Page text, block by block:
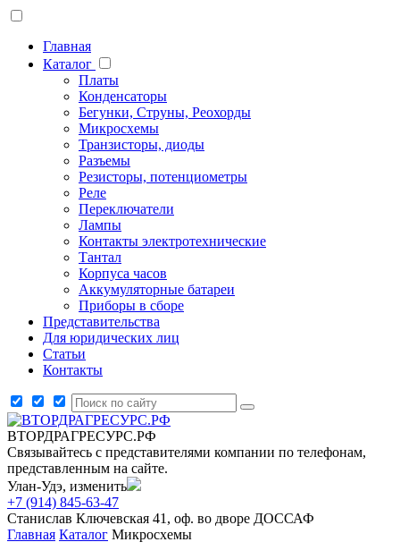
Главная
Каталог
Платы
Конденсаторы
Бегунки, Струны, Реохорды
Микросхемы
Транзисторы, диоды
Разъемы
Резисторы, потенциометры
Реле
Переключатели
Лампы
Контакты электротехнические
Тантал
Корпуса часов
Аккумуляторные батареи
Приборы в сборе
Представительства
Для юридических лиц
Статьи
Контакты
ВТОРДРАГРЕСУРС.РФ
Связывайтесь с представителями компании по телефонам,
представленным на сайте.
Улан-Удэ, изменить
+7 (914) 845-63-47
Станислав Ключевская 41, оф. во дворе ДОССАФ
Главная Каталог Микросхемы